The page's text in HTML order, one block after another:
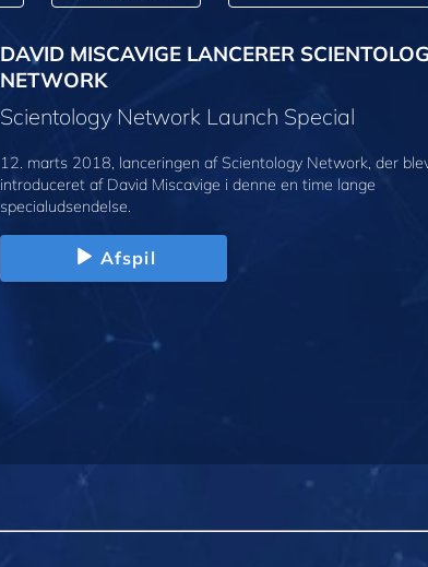
DAVID MISCAVIGE LANCERER
NETWORK
Scientology Network Launch Special
12. marts 2018, lanceringen af Scientology Network, der
introduceret af David Miscavige i denne en time lange
specialudsendelse.
Afspil